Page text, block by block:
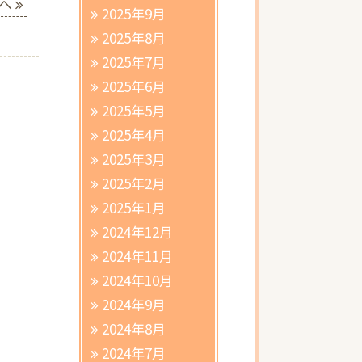
2025年9月
2025年8月
2025年7月
2025年6月
2025年5月
2025年4月
2025年3月
2025年2月
2025年1月
2024年12月
2024年11月
2024年10月
2024年9月
2024年8月
2024年7月